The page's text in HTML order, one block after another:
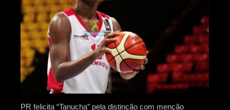
PR felicita “Tanucha” pela distinção com menção